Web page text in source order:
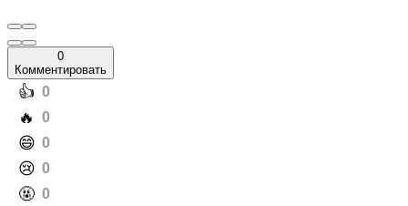
0
Комментировать
️👍 0
️🔥 0
️😄 0
️😢 0
️🤬 0